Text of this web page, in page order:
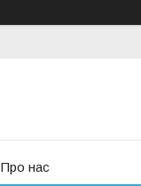
Про нас